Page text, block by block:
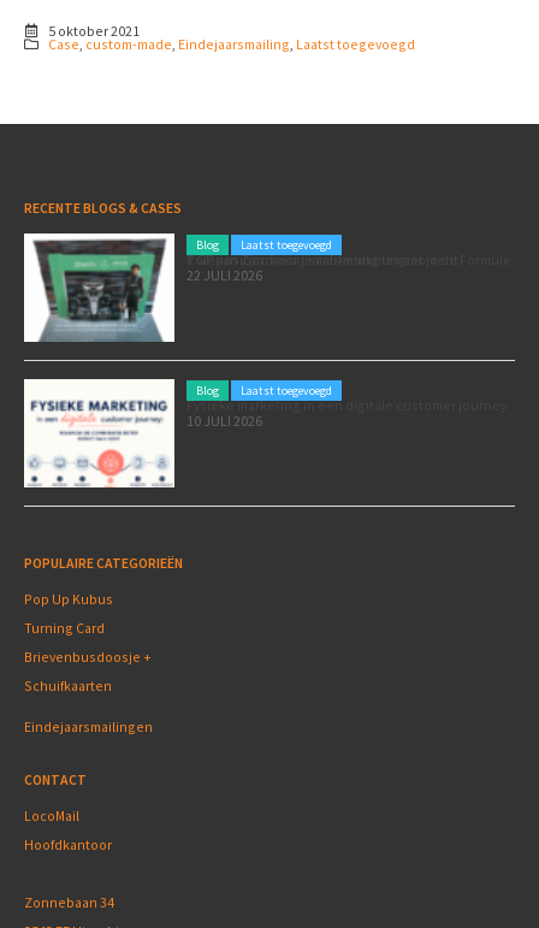
5 oktober 2021
Case, custom-made, Eindejaarsmailing, Laatst toegevoegd
RECENTE BLOGS & CASES
Blog Laatst toegevoegd
Poleposition voor je marketing: zó zet je de Formule 1 GP van Zandvoort in als marketingmoment
22 JULI 2026
Blog Laatst toegevoegd
Fysieke marketing in een digitale customer journey
10 JULI 2026
POPULAIRE CATEGORIEËN
Pop Up Kubus
Turning Card
Brievenbusdoosje +
Schuifkaarten
Eindejaarsmailingen
CONTACT
LocoMail
Hoofdkantoor
Zonnebaan 34